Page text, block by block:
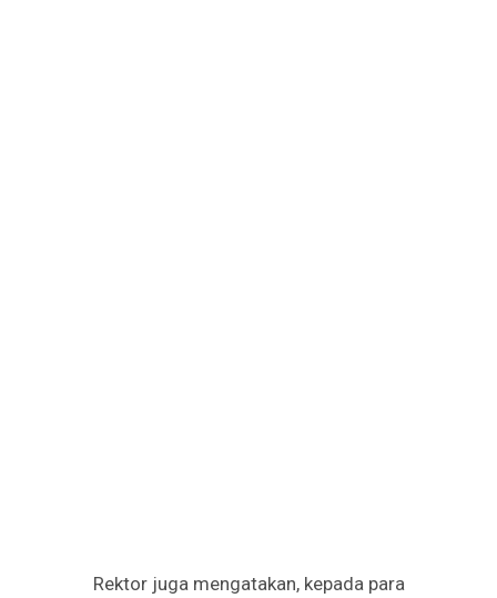
Rektor juga mengatakan, kepada para